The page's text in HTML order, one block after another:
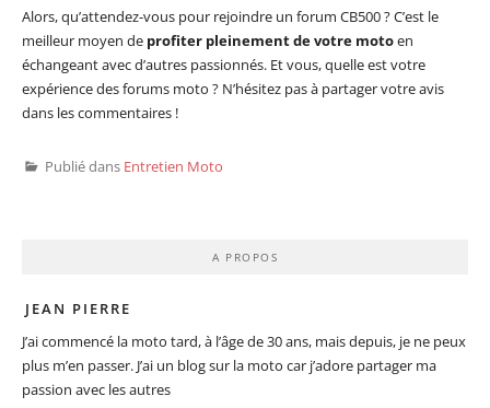
Alors, qu’attendez-vous pour rejoindre un forum CB500 ? C’est le
meilleur moyen de profiter pleinement de votre motoen
échangeant avec d’autres passionnés. Et vous, quelle est votre
expérience des forums moto ? N’hésitez pas à partager votre avis
dans les commentaires !
Publié dans Entretien Moto
A PROPOS
JEAN PIERRE
J’ai commencé la moto tard, à l’âge de 30 ans, mais depuis, je ne peux
plus m’en passer. J’ai un blog sur la moto car j’adore partager ma
passion avec les autres